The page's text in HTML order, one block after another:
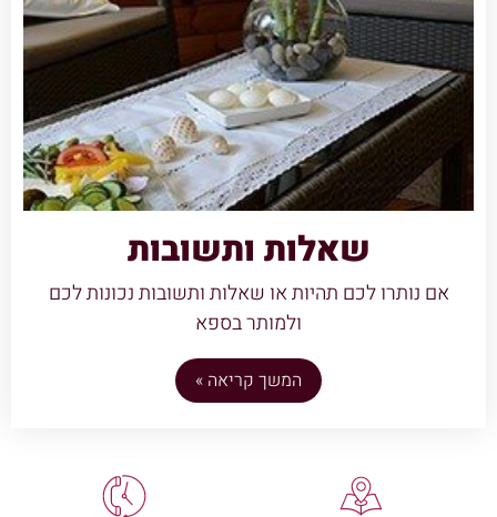
שאלות ותשובות
אם נותרו לכם תהיות או שאלות ותשובות נכונות לכם
ולמותר בספא
המשך קריאה »